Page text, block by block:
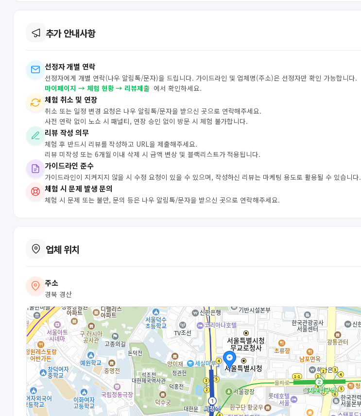
추가 안내사항
선정자 개별 연락
선정자에게 개별 연락(나우 알림톡/문자)을 드립니다. 가이드라인 및 업체명(주소)은 선정자만 확인 가능합니다.
마이페이지 → 체험 현황 → 리뷰제출 에서 확인하세요.
체험 취소 및 연장
취소 또는 일정 변경 요청은 나우 알림톡/문자을 받으신 곳으로 연락해주세요.
사전 연락 없이 노쇼 시 패널티, 연장 승인 없이 방문 시 체험 불가합니다.
리뷰 작성 의무
체험 후 반드시 리뷰를 작성하고 URL을 제출해주세요.
리뷰 미작성 또는 6개월 이내 삭제 시 금액 변상 및 블랙리스트가 적용됩니다.
가이드라인 준수
가이드라인이 지켜지지 않을 시 수정 요청이 있을 수 있으며, 작성하신 리뷰는 마케팅 용도로 활용될 수 있습니다.
체험 시 문제 발생 문의
체험 시 문제 또는 불만, 문의 등은 나우 알림톡/문자을 받으신 곳으로 연락해주세요.
업체 위치
주소
경북 경산